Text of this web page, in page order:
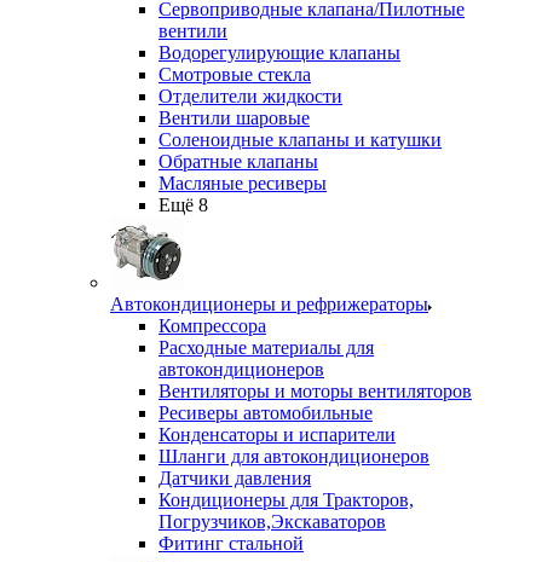
Сервоприводные клапана/Пилотные
вентили
Водорегулирующие клапаны
Смотровые стекла
Отделители жидкости
Вентили шаровые
Соленоидные клапаны и катушки
Обратные клапаны
Масляные ресиверы
Ещё 8
Автокондиционеры и рефрижераторы
Компрессора
Расходные материалы для
автокондиционеров
Вентиляторы и моторы вентиляторов
Ресиверы автомобильные
Конденсаторы и испарители
Шланги для автокондиционеров
Датчики давления
Кондиционеры для Тракторов,
Погрузчиков,Экскаваторов
Фитинг стальной